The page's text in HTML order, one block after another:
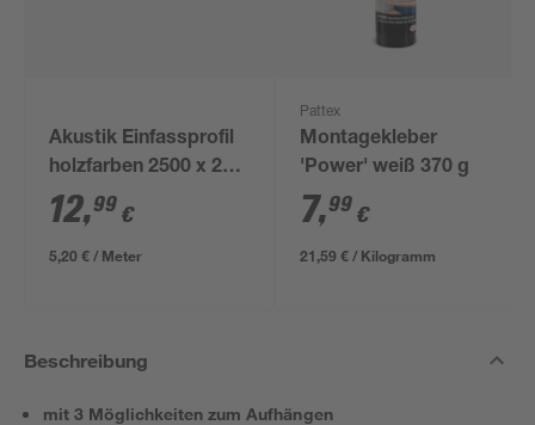
Akustik Einfassprofil
holzfarben 2500 x 24
mm
12,99 €
5,20 € / Meter
Pattex
Montagekleber
'Power' weiß 370 g
7,99 €
21,59 € / Kilogramm
Beschreibung
mit 3 Möglichkeiten zum Aufhängen